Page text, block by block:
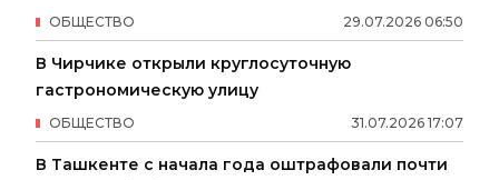
29.07.2026 06:50
ОБЩЕСТВО
В Чирчике открыли круглосуточную
гастрономическую улицу
31.07.2026 17:07
ОБЩЕСТВО
В Ташкенте с начала года оштрафовали почти